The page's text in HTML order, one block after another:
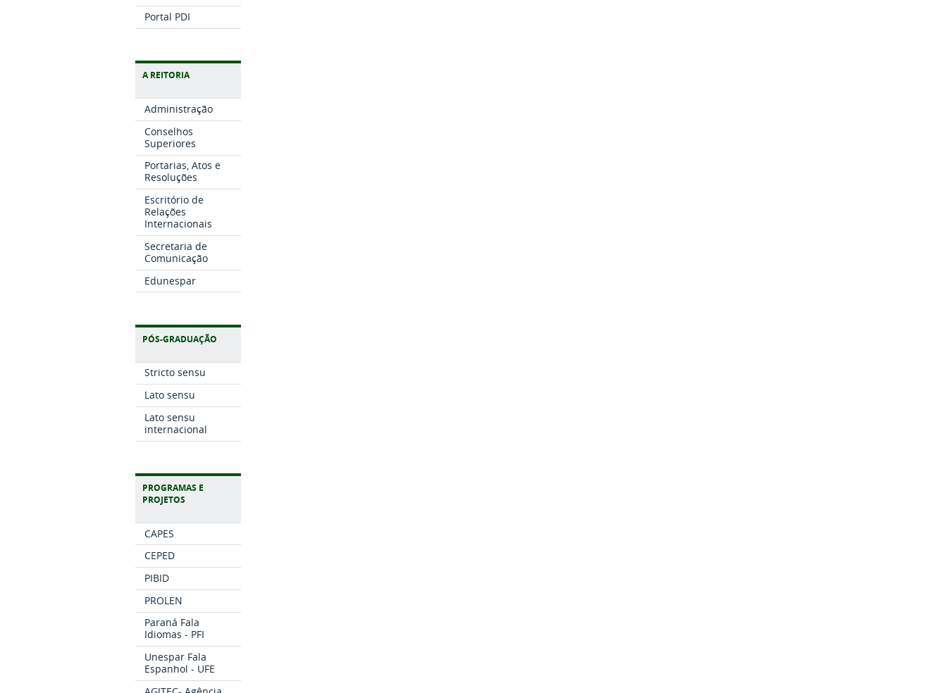
Portal PDI
A REITORIA
Administração
Conselhos
Superiores
Portarias, Atos e
Resoluções
Escritório de
Relações
Internacionais
Secretaria de
Comunicação
Edunespar
PÓS-GRADUAÇÃO
Stricto sensu
Lato sensu
Lato sensu
internacional
PROGRAMAS E
PROJETOS
CAPES
CEPED
PIBID
PROLEN
Paraná Fala
Idiomas - PFI
Unespar Fala
Espanhol - UFE